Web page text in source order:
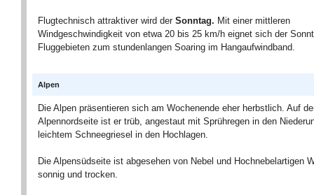
Flugtechnisch attraktiver wird der Sonntag. Mit einer mittleren
Windgeschwindigkeit von etwa 20 bis 25 km/h eignet sich der
Fluggebieten zum stundenlangen Soaring im Hangaufwindband.
Alpen
Die Alpen präsentieren sich am Wochenende eher herbstlich. Auf
Alpennordseite ist er trüb, angestaut mit Sprühregen in den
leichtem Schneegriesel in den Hochlagen.
Die Alpensüdseite ist abgesehen von Nebel und Hochnebelartigen
sonnig und trocken.